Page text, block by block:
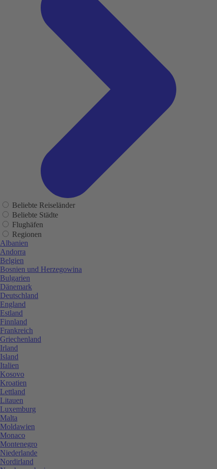
Beliebte Reiseländer
Beliebte Städte
Flughäfen
Regionen
Albanien
Andorra
Belgien
Bosnien und Herzegowina
Bulgarien
Dänemark
Deutschland
England
Estland
Finnland
Frankreich
Griechenland
Irland
Island
Italien
Kosovo
Kroatien
Lettland
Litauen
Luxemburg
Malta
Moldawien
Monaco
Montenegro
Niederlande
Nordirland